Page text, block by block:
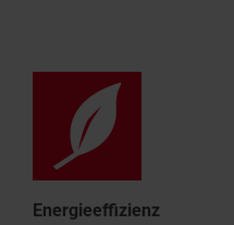
Energieeffizienz